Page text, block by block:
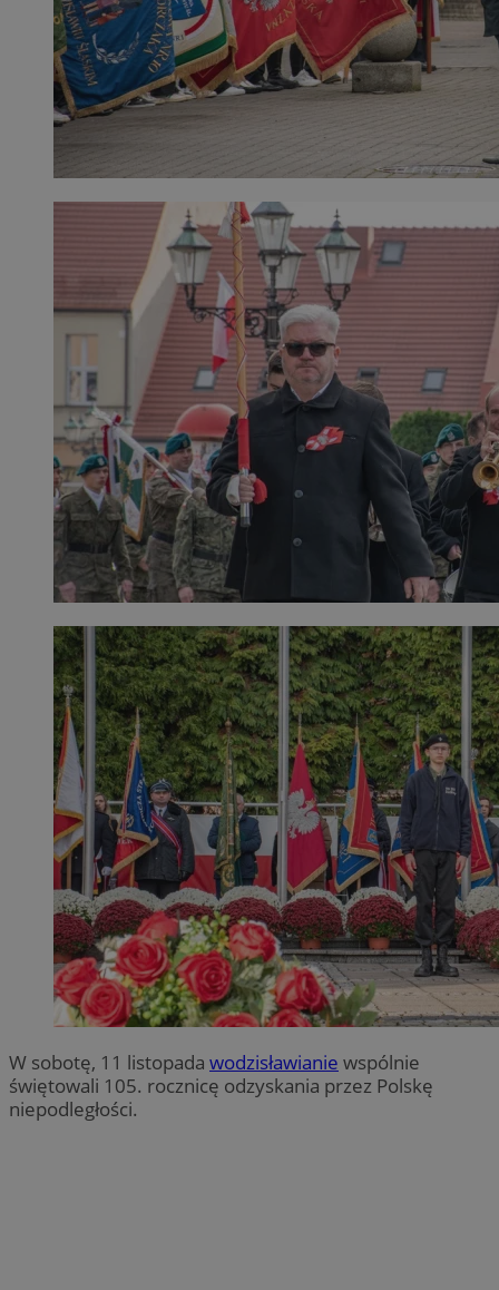
W sobotę, 11 listopada wodzisławianie wspólnie
świętowali 105. rocznicę odzyskania przez Polskę
niepodległości.